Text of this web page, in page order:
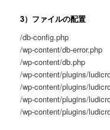
3）ファイルの配置
/db-config.php
/wp-content/db-error.php
/wp-content/db.php
/wp-content/plugins/
/wp-content/plugins/
/wp-content/plugins/
/wp-content/plugins/